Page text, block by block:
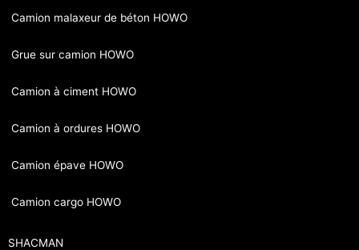
Camion malaxeur de béton HOWO
Grue sur camion HOWO
Camion à ciment HOWO
Camion à ordures HOWO
Camion épave HOWO
Camion cargo HOWO
SHACMAN